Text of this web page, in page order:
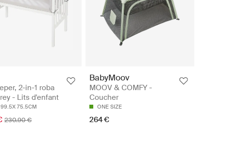
2-in-1 roba
- Lits d'enfant
75.5CM
230.90 €
BabyMoov
MOOV & COMFY -
Coucher
ONE SIZE
264 €